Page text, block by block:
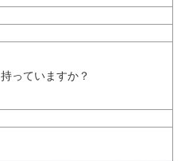
っていますか？